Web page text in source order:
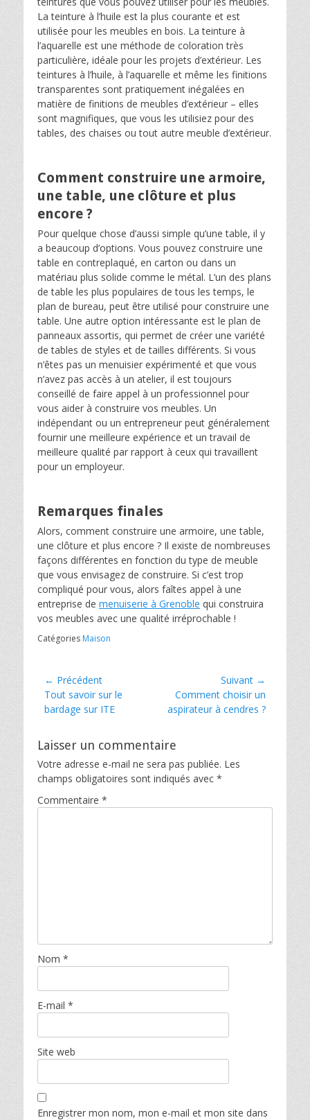
La teinture à l’huile est la plus courante et est
utilisée pour les meubles en bois. La teinture à
l’aquarelle est une méthode de coloration très
particulière, idéale pour les projets d’extérieur. Les
teintures à l’huile, à l’aquarelle et même les finitions
transparentes sont pratiquement inégalées en
matière de finitions de meubles d’extérieur – elles
sont magnifiques, que vous les utilisiez pour des
tables, des chaises ou tout autre meuble d’extérieur.
Comment construire une armoire,
une table, une clôture et plus
encore ?
Pour quelque chose d’aussi simple qu’une table, il y
a beaucoup d’options. Vous pouvez construire une
table en contreplaqué, en carton ou dans un
matériau plus solide comme le métal. L’un des plans
de table les plus populaires de tous les temps, le
plan de bureau, peut être utilisé pour construire une
table. Une autre option intéressante est le plan de
panneaux assortis, qui permet de créer une variété
de tables de styles et de tailles différents. Si vous
n’êtes pas un menuisier expérimenté et que vous
n’avez pas accès à un atelier, il est toujours
conseillé de faire appel à un professionnel pour
vous aider à construire vos meubles. Un
indépendant ou un entrepreneur peut généralement
fournir une meilleure expérience et un travail de
meilleure qualité par rapport à ceux qui travaillent
pour un employeur.
Remarques finales
Alors, comment construire une armoire, une table,
une clôture et plus encore ? Il existe de nombreuses
façons différentes en fonction du type de meuble
que vous envisagez de construire. Si c’est trop
compliqué pour vous, alors faîtes appel à une
entreprise de menuiserie à Grenoble qui construira
vos meubles avec une qualité irréprochable !
Catégories Maison
Navigation
de
l’article
← Précédent
Article
précédent :
Tout savoir sur le
bardage sur ITE
Suivant →
Article
suivant :
Comment choisir un
aspirateur à cendres ?
Laisser un commentaire
Votre adresse e-mail ne sera pas publiée. Les
champs obligatoires sont indiqués avec *
Commentaire *
Nom *
E-mail *
Site web
Enregistrer mon nom, mon e-mail et mon site dans